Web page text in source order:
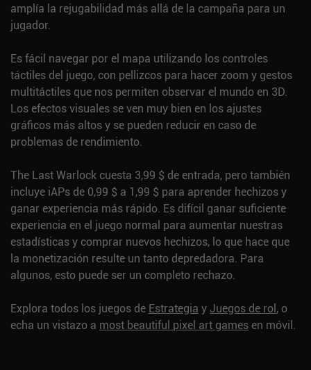
amplía la rejugabilidad más allá de la campaña para un
jugador.
Es fácil navegar por el mapa utilizando los controles
táctiles del juego, con pellizcos para hacer zoom y gestos
multitáctiles que nos permiten observar el mundo en 3D.
Los efectos visuales se ven muy bien en los ajustes
gráficos más altos y se pueden reducir en caso de
problemas de rendimiento.
The Last Warlock cuesta 3,99 $ de entrada, pero también
incluye iAPs de 0,99 $ a 1,99 $ para aprender hechizos y
ganar experiencia más rápido. Es difícil ganar suficiente
experiencia en el juego normal para aumentar nuestras
estadísticas y comprar nuevos hechizos, lo que hace que
la monetización resulte un tanto depredadora. Para
algunos, esto puede ser un completo rechazo.
Explora todos los juegos de Estrategia y Juegos de rol, o
echa un vistazo a most beautiful pixel art games en móvil.